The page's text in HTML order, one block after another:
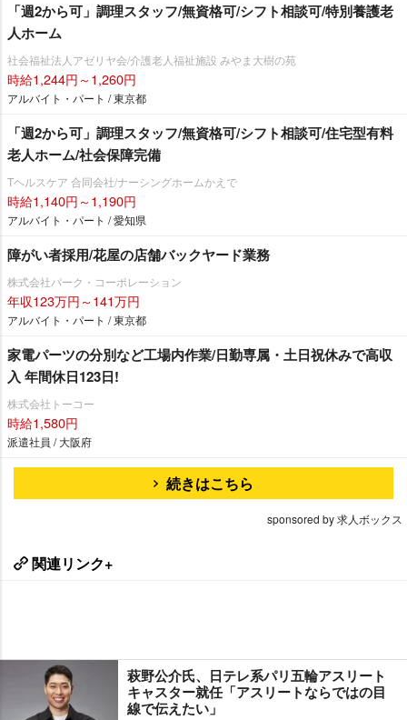
「週2から可」調理スタッフ/無資格可/シフト相談可/特別養護老
人ホーム
社会福祉法人アゼリヤ会/介護老人福祉施設 みやま大樹の苑
時給1,244円～1,260円
アルバイト・パート / 東京都
「週2から可」調理スタッフ/無資格可/シフト相談可/住宅型有料
老人ホーム/社会保障完備
Tヘルスケア 合同会社/ナーシングホームかえで
時給1,140円～1,190円
アルバイト・パート / 愛知県
障がい者採用/花屋の店舗バックヤード業務
株式会社パーク・コーポレーション
年収123万円～141万円
アルバイト・パート / 東京都
家電パーツの分別など工場内作業/日勤専属・土日祝休みで高収
入 年間休日123日!
株式会社トーコー
時給1,580円
派遣社員 / 大阪府
続きはこちら
sponsored by 求人ボックス
関連リンク+
萩野公介氏、日テレ系パリ五輪アスリート
キャスター就任「アスリートならではの目
線で伝えたい」